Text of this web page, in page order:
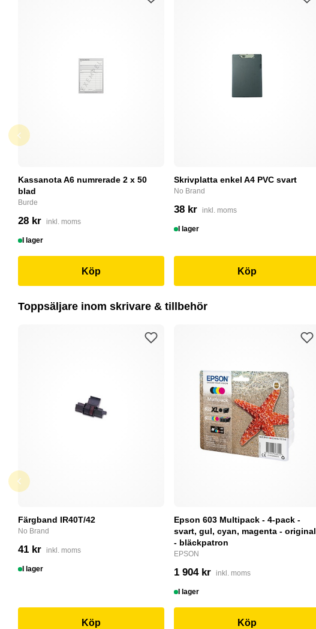
Kassanota A6 numrerade 2 x 50
blad
Burde
28 kr inkl. moms
I lager
Köp
Skrivplatta enkel A4 PVC svart
No Brand
38 kr inkl. moms
I lager
Köp
Toppsäljare inom skrivare & tillbehör
Färgband IR40T/42
No Brand
41 kr inkl. moms
I lager
Köp
Epson 603 Multipack - 4-pack -
svart, gul, cyan, magenta - original
- bläckpatron
EPSON
1 904 kr inkl. moms
I lager
Köp